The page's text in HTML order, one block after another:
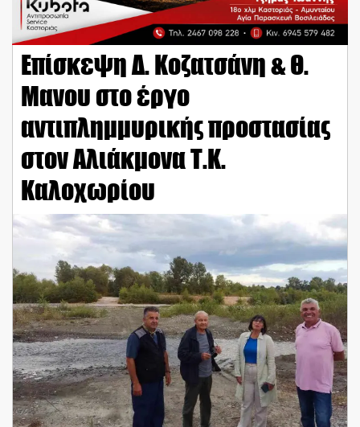
Επίσκεψη Δ. Κοζατσάνη & Θ.
Μανου στο έργο
αντιπλημμυρικής προστασίας
στον Αλιάκμονα Τ.Κ.
Καλοχωρίου